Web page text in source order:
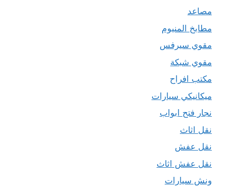
مصاعد
مطابخ المنيوم
مقوي سيرفس
مقوي شبكة
مكتب افراح
ميكانيكي سيارات
نجار فتح ابواب
نقل اثاث
نقل عفش
نقل عفش اثاث
ونش سيارات